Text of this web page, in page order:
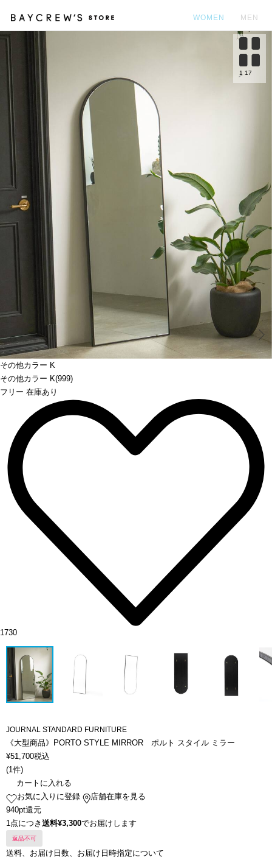
WOMEN MEN
その他カラー K
その他カラー K(999)
フリー 在庫あり
1 17
1730
JOURNAL STANDARD FURNITURE
《大型商品》PORTO STYLE MIRROR ポルト スタイル ミラー
¥51,700税込
(1件)
カートに入れる
お気に入りに登録
店舗在庫を見る
940pt還元
1点につき 送料¥3,300でお届けします
返品不可
送料、お届け日数、お届け日時指定について